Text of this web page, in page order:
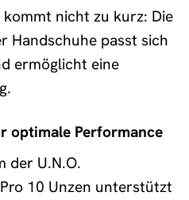
nicht zu kurz: Die
Handschuhe passt sich
ermöglicht eine
optimale Performance
der U.N.O.
10 Unzen unterstützt